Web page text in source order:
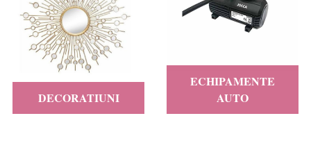
DECORATIUNI
ECHIPAMENTE
AUTO